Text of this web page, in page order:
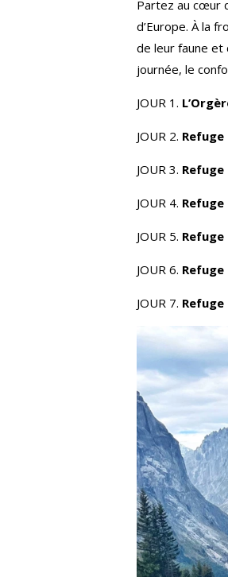
Partez au cœur
d’Europe. À la
de leur faune et
journée, le
JOUR 1.
JOUR 2. Refuge
JOUR 3.
JOUR 4.
JOUR 5. Refuge
JOUR 6.
JOUR 7. Refuge